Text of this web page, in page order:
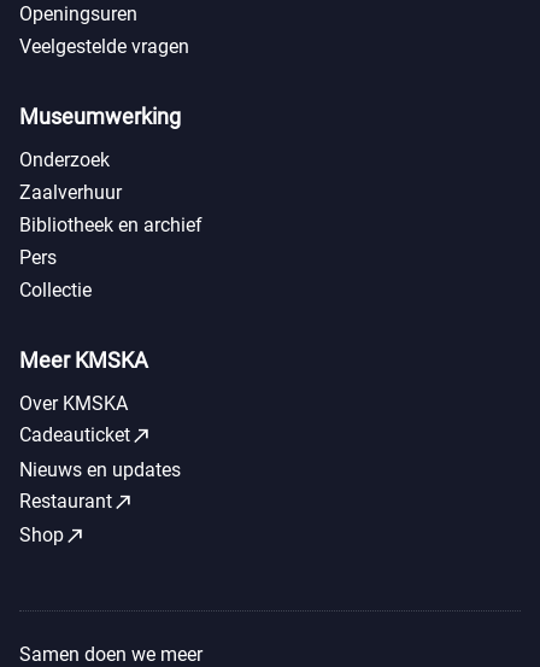
Openingsuren
Veelgestelde vragen
Museumwerking
Onderzoek
Zaalverhuur
Bibliotheek en archief
Pers
Collectie
Meer KMSKA
Over KMSKA
Cadeauticketcall_made
Nieuws en updates
Restaurantcall_made
Shopcall_made
Samen doen we meer